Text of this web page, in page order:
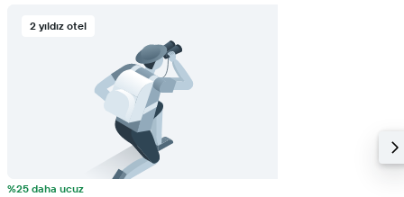
2 yıldız otel
%25 daha ucuz